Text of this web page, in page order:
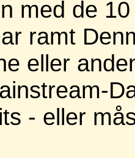
med de
ramt
eller
- eller